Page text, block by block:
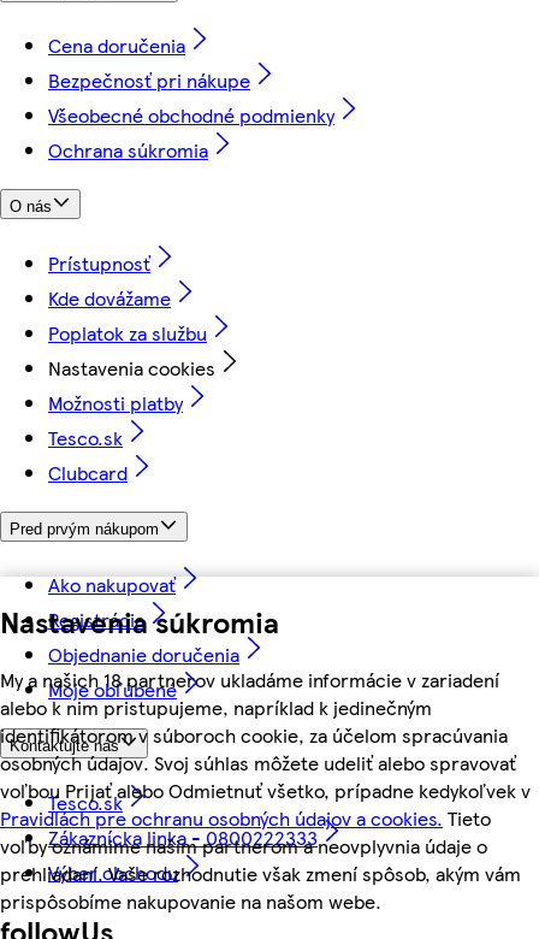
Nastavenia súkromia
My a našich 18 partnerov ukladáme informácie v zariadení
alebo k nim pristupujeme, napríklad k jedinečným
identifikátorom v súboroch cookie, za účelom spracúvania
osobných údajov. Svoj súhlas môžete udeliť alebo spravovať
voľbou Prijať alebo Odmietnuť všetko, prípadne kedykoľvek v
Pravidlách pre ochranu osobných údajov a cookies. Tieto
voľby oznámime našim partnerom a neovplyvnia údaje o
prehliadaní. Vaše rozhodnutie však zmení spôsob, akým vám
prispôsobíme nakupovanie na našom webe.
Cena doručenia
Bezpečnosť pri nákupe
Všeobecné obchodné podmienky
Ochrana súkromia
O nás
Prístupnosť
Kde dovážame
Poplatok za službu
Nastavenia cookies
Možnosti platby
Tesco.sk
Clubcard
Pred prvým nákupom
Ako nakupovať
Registrácia
Objednanie doručenia
Moje obľúbené
Kontaktujte nás
Tesco.sk
Zákaznícka linka - 0800222333
Výber obchodu
followUs